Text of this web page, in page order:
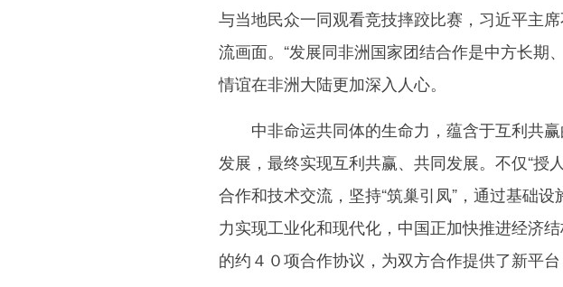
与当地民众一同观看竞技摔跤比赛，习近平主
流画面。“发展同非洲国家团结合作是中方长期
情谊在非洲大陆更加深入人心。
中非命运共同体的生命力，蕴含于互利共赢
发展，最终实现互利共赢、共同发展。不仅“授
合作和技术交流，坚持“筑巢引凤”，通过基础
力实现工业化和现代化，中国正加快推进经济
的约４０项合作协议，为双方合作提供了新平